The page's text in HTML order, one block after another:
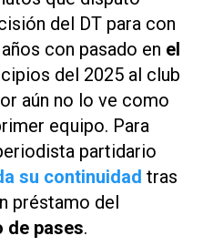
del DT para con
con pasado en el
del 2025 al club
aún no lo ve como
equipo. Para
partidario
su continuidad tras
préstamo del
de pases.